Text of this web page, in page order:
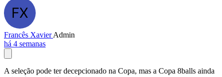
Francês XavierAdmin
há 4 semanas
A seleção pode ter decepcionado na Copa, mas a Copa 8balls ainda